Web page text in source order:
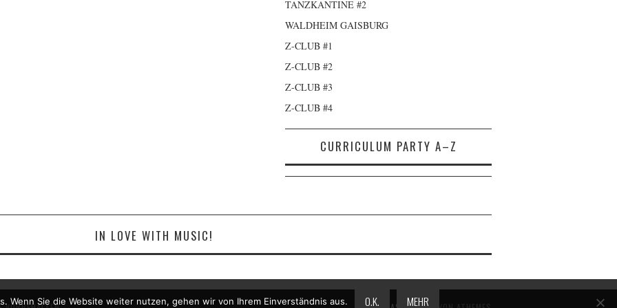
TANZKANTINE #2
WALDHEIM GAISBURG
Z-CLUB #1
Z-CLUB #2
Z-CLUB #3
Z-CLUB #4
CURRICULUM PARTY A–Z
IN LOVE WITH MUSIC!
Wenn Sie die Website weiter nutzen, gehen wir von Ihrem Einverständnis aus. O.K. MEHR